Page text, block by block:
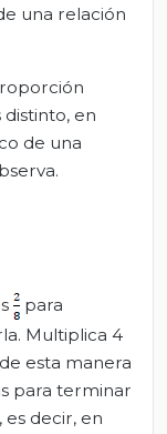
una relación
en
de una
para
Multiplica 4
esta manera
para terminar
decir, en